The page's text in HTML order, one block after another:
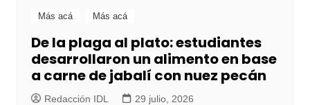
Más acá Más acá
De la plaga al plato: estudiantes
desarrollaron un alimento en base
a carne de jabalí con nuez pecán
Redacción IDL 29 julio, 2026